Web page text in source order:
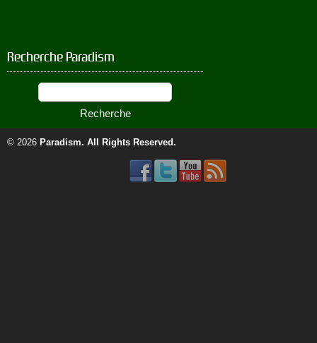
Recherche Paradism
© 2026 Paradism. All Rights Reserved.